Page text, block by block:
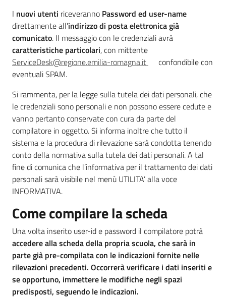
Piani Programmi
Progetti
I nuovi utenti riceveranno Password ed user-name
direttamente all'indirizzo di posta elettronica già
comunicato. Il messaggio con le credenziali avrà
caratteristiche particolari, con mittente
ServiceDesk@regione.emilia-romagna.it
confondibile con
eventuali SPAM.
Si rammenta, per la legge sulla tutela dei dati personali, che
le credenziali sono personali e non possono essere cedute e
vanno pertanto conservate con cura da parte del
compilatore in oggetto. Si informa inoltre che tutto il
sistema e la procedura di rilevazione sarà condotta tenendo
conto della normativa sulla tutela dei dati personali. A tal
fine di comunica che l’informativa per il trattamento dei dati
personali sarà visibile nel menù UTILITA’ alla voce
INFORMATIVA.
Come compilare la scheda
Una volta inserito user-id e password il compilatore potrà
accedere alla scheda della propria scuola, che sarà in
parte già pre-compilata con le indicazioni fornite nelle
rilevazioni precedenti. Occorrerà verificare i dati inseriti e
se opportuno, immettere le modifiche negli spazi
predisposti, seguendo le indicazioni.